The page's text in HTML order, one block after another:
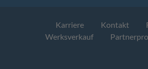
Karriere Kontakt
Werksverkauf